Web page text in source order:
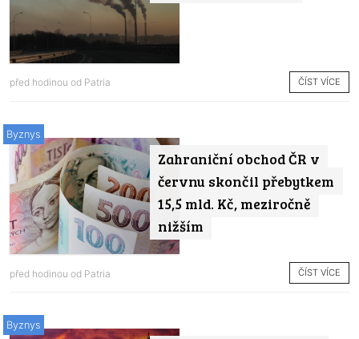
před hodinou od Patria ČÍST VÍCE
Zahraniční obchod ČR v
červnu skončil přebytkem
15,5 mld. Kč, meziročně
nižším
Byznys
před hodinou od Patria ČÍST VÍCE
Byznys